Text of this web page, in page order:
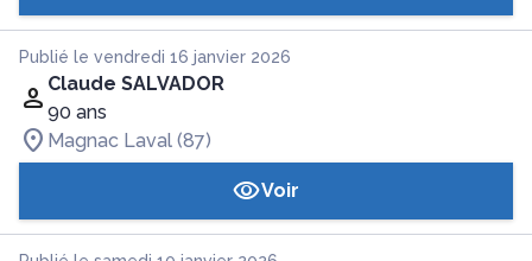
Publié le vendredi 16 janvier 2026
Claude SALVADOR
90 ans
Magnac Laval (87)
Voir